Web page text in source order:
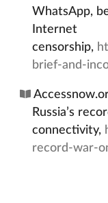
WhatsApp,
Internet
censorship,
brief-and-
Russia’s
connectivity,
record-war-